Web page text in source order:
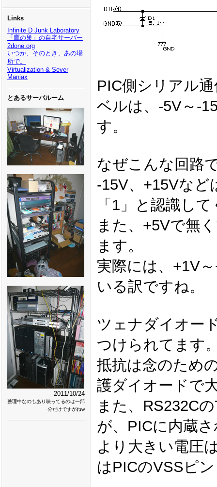
Links
Infinite D Junk Laboratory
「鷹の巣」の自宅サーバー
2done.org
いつか、そのとき、あの場
所で。
Virtualization & Sever
Maniax
とあるサーバルーム
2011/10/24
整理中なのもあり映ってるのは一部
分だけですがねw
PIC側シリアル
ベルは、-5V～-
す。
なぜこんな回路
-15V、+15Vなど
「1」と認識し
また、+5Vで無
ます。
実際には、+1V
いる訳ですね。
ツェナダイオー
つけられてます
抵抗は念のため
護ダイオードで
また、RS232C
が、PICに内蔵
より大きい電圧
はPICのVSSピ